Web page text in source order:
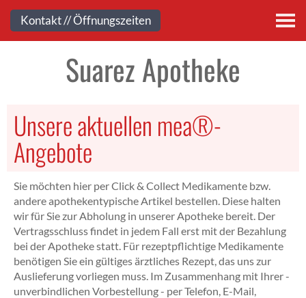
Kontakt
Suarez Apotheke
Unsere aktuellen mea®-
Angebote
Sie möchten hier per Click & Collect Medikamente bzw.
andere apothekentypische Artikel bestellen. Diese halten
wir für Sie zur Abholung in unserer Apotheke bereit. Der
Vertragsschluss findet in jedem Fall erst mit der Bezahlung
bei der Apotheke statt. Für rezeptpflichtige Medikamente
benötigen Sie ein gültiges ärztliches Rezept, das uns zur
Auslieferung vorliegen muss. Im Zusammenhang mit Ihrer -
unverbindlichen Vorbestellung - per Telefon, E-Mail,
Kontakt // Öffnungszeiten